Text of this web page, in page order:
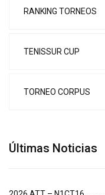
RANKING TORNEOS
TENISSUR CUP
TORNEO CORPUS
Últimas Noticias